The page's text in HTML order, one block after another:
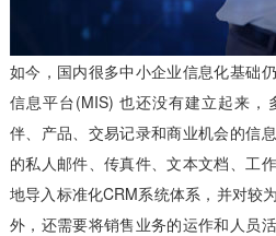
如今，国内很多中小企业信息化基础
信息平台(MIS) 也还没有建立起来，
伴、产品、交易记录和商业机会的信
的私人邮件、传真件、文本文档、工
地导入标准化CRM系统体系，并对较
外，还需要将销售业务的运作和人员